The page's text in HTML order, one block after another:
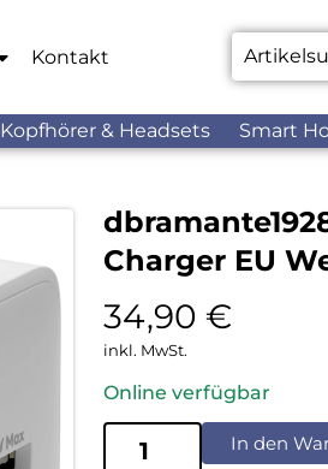
Kontakt
Kopfhörer & Headsets Smart
Charger EU
34,90 €
inkl. MwSt.
Online verfügbar
In den